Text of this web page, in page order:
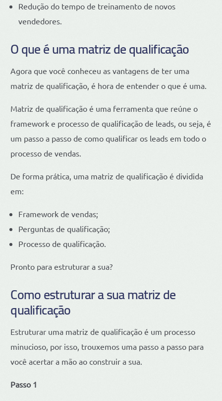
Redução do tempo de treinamento de novos
vendedores.
O que é uma matriz de qualificação
Agora que você conheceu as vantagens de ter uma
matriz de qualificação, é hora de entender o que é uma.
Matriz de qualificação é uma ferramenta que reúne o
framework e processo de qualificação de leads, ou seja, é
um passo a passo de como qualificar os leads em todo o
processo de vendas.
De forma prática, uma matriz de qualificação é dividida
em:
Framework de vendas;
Perguntas de qualificação;
Processo de qualificação.
Pronto para estruturar a sua?
Como estruturar a sua matriz de
qualificação
Estruturar uma matriz de qualificação é um processo
minucioso, por isso, trouxemos uma passo a passo para
você acertar a mão ao construir a sua.
Passo 1